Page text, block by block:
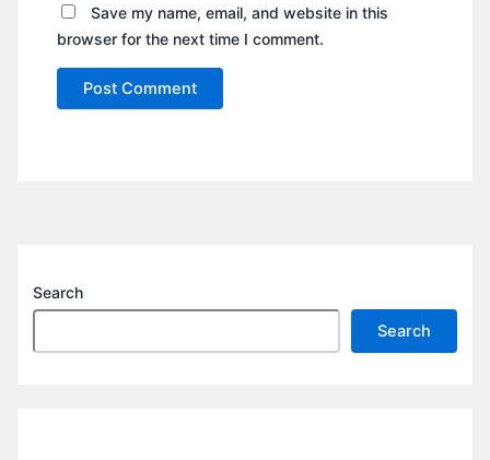
Save my name, email, and website in this
browser for the next time I comment.
Search
Search